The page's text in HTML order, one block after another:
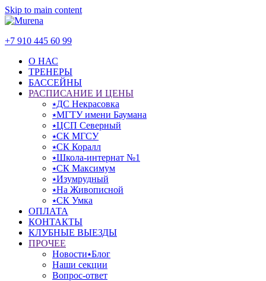
Skip to main content
+7 910 445 60 99
О НАС
ТРЕНЕРЫ
БАССЕЙНЫ
РАСПИСАНИЕ И ЦЕНЫ
⭑ДС Некрасовка
⭑МГТУ имени Баумана
⭑ЦСП Северный
⭑СК МГСУ
⭑СК Коралл
⭑Школа-интернат №1
⭑СК Максимум
⭑Изумрудный
⭑На Живописной
⭑СК Умка
ОПЛАТА
КОНТАКТЫ
КЛУБНЫЕ ВЫЕЗДЫ
ПРОЧЕЕ
Новости⭑Блог
Наши секции
Вопрос-ответ